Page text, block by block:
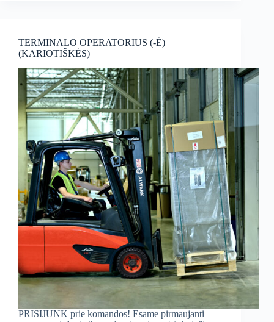
TERMINALO OPERATORIUS (-Ė)
(KARIOTIŠKĖS)
PRISIJUNK prie komandos! Esame pirmaujanti